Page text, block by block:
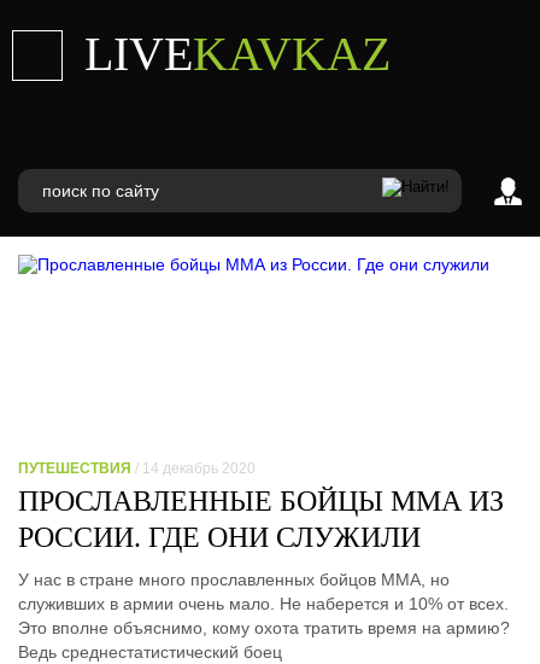
LIVEKAVKAZ
ПУТЕШЕСТВИЯ / 14 декабрь 2020
ПРОСЛАВЛЕННЫЕ БОЙЦЫ ММА ИЗ
РОССИИ. ГДЕ ОНИ СЛУЖИЛИ
У нас в стране много прославленных бойцов ММА, но
служивших в армии очень мало. Не наберется и 10% от всех.
Это вполне объяснимо, кому охота тратить время на армию?
Ведь среднестатистический боец